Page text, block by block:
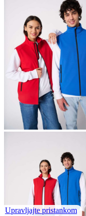
Upravljajte pristankom